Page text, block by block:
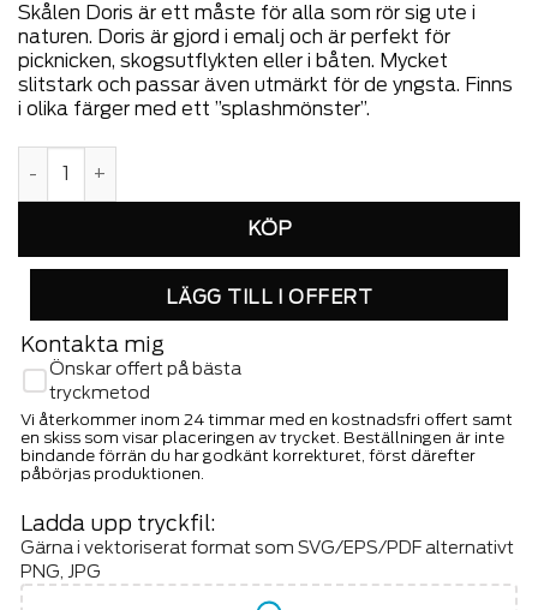
Skålen Doris är ett måste för alla som rör sig ute i
naturen. Doris är gjord i emalj och är perfekt för
picknicken, skogsutflykten eller i båten. Mycket
slitstark och passar även utmärkt för de yngsta. Finns
i olika färger med ett ”splashmönster”.
Kontakta mig
Önskar offert på bästa
tryckmetod
Vi återkommer inom 24 timmar med en kostnadsfri offert samt
en skiss som visar placeringen av trycket. Beställningen är inte
bindande förrän du har godkänt korrekturet, först därefter
påbörjas produktionen.
Ladda upp tryckfil:
Gärna i vektoriserat format som SVG/EPS/PDF alternativt
PNG, JPG
LÄGG TILL I OFFERT